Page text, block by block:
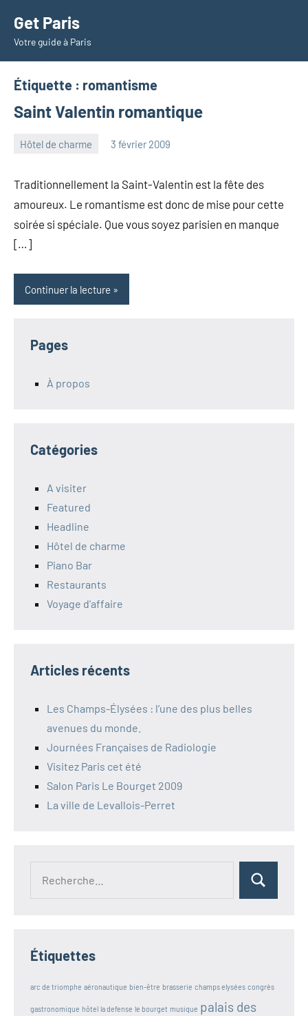
contenu
Get Paris
Votre guide à Paris
Étiquette : romantisme
Saint Valentin romantique
Hôtel de charme 3 février 2009
Traditionnellement la Saint-Valentin est la fête des
amoureux. Le romantisme est donc de mise pour cette
soirée si spéciale. Que vous soyez parisien en manque
[…]
Continuer la lecture
Pages
À propos
Catégories
A visiter
Featured
Headline
Hôtel de charme
Piano Bar
Restaurants
Voyage d'affaire
Articles récents
Les Champs-Élysées : l’une des plus belles
avenues du monde.
Journées Françaises de Radiologie
Visitez Paris cet été
Salon Paris Le Bourget 2009
La ville de Levallois-Perret
Étiquettes
arc de triomphe aéronautique bien-être brasserie champs elysées congrès
gastronomique hôtel la defense le bourget musique palais des